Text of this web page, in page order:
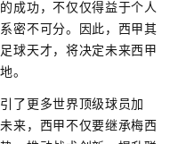
成功，不仅仅得益于个人
密不可分。因此，西甲其
球天才，将决定未来西甲
。
了更多世界顶级球员加
来，西甲不仅要继承梅西